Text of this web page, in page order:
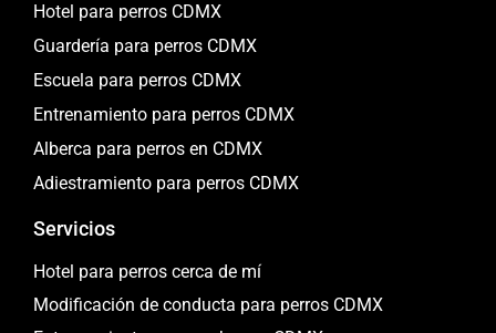
Hotel para perros CDMX
Guardería para perros CDMX
Escuela para perros CDMX
Entrenamiento para perros CDMX
Alberca para perros en CDMX
Adiestramiento para perros CDMX
Servicios
Hotel para perros cerca de mí
Modificación de conducta para perros CDMX